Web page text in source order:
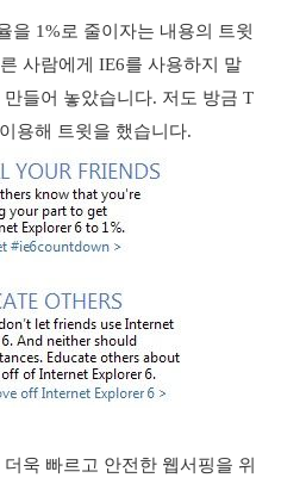
을 1%로 줄이자는 내용의 트윗
사람에게 IE6를 사용하지 말
들어 놓았습니다. 저도 방금 T
용해 트윗을 했습니다.
욱 빠르고 안전한 웹서핑을 위